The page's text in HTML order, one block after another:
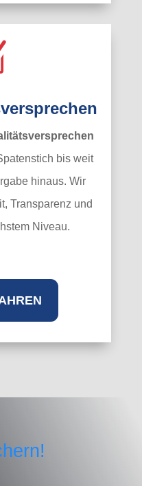
bis weit
hinaus. Wir
Transparenz und
Niveau.